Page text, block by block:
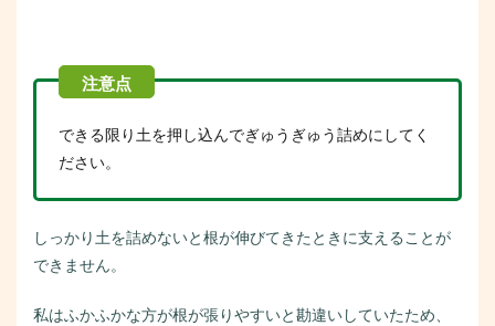
できる限り土を押し込んでぎゅうぎゅう詰めにしてく
ださい。
しっかり土を詰めないと根が伸びてきたときに支えることが
できません。
私はふかふかな方が根が張りやすいと勘違いしていたため、